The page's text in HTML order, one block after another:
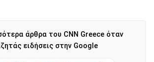
άρθρα του CNN Greece όταν
ειδήσεις στην Google